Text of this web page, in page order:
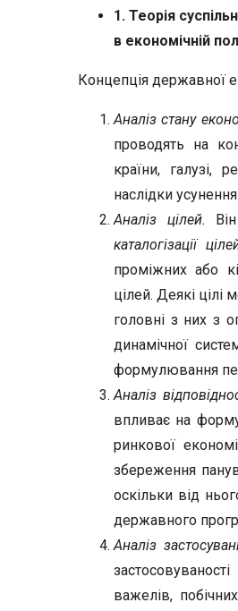
1. Теорія
в економічній
Концепція державної
Аналіз стану
проводять на
країни, галузі,
наслідки
Аналіз цілей.
каталогізації
проміжних або
цілей. Деякі цілі
головні з них з
динамічної
формулювання
Аналіз
впливає на
ринкової
збереження
оскільки від
державного
Аналіз
важелів,